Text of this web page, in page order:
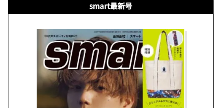
smart最新号